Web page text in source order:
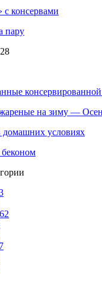
с консервами
пару
на зиму —
условиях